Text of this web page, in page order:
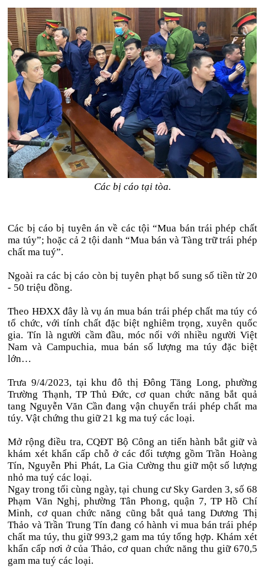
Các bị cáo tại tòa.
Các bị cáo bị tuyên án về các tội “Mua bán trái phép chất
ma túy”; hoặc cả 2 tội danh “Mua bán và Tàng trữ trái phép
chất ma tuý”.
Ngoài ra các bị cáo còn bị tuyên phạt bổ sung số tiền từ 20
- 50 triệu đồng.
Theo HĐXX đây là vụ án mua bán trái phép chất ma túy có
tổ chức, với tính chất đặc biệt nghiêm trọng, xuyên quốc
gia. Tín là người cầm đầu, móc nối với nhiều người Việt
Nam và Campuchia, mua bán số lượng ma túy đặc biệt
lớn…
Trưa 9/4/2023, tại khu đô thị Đông Tăng Long, phường
Trường Thạnh, TP Thủ Đức, cơ quan chức năng bắt quả
tang Nguyễn Văn Cần đang vận chuyển trái phép chất ma
túy. Vật chứng thu giữ 21 kg ma tuý các loại.
Mở rộng điều tra, CQĐT Bộ Công an tiến hành bắt giữ và
khám xét khẩn cấp chỗ ở các đối tượng gồm Trần Hoàng
Tín, Nguyễn Phi Phát, La Gia Cường thu giữ một số lượng
nhỏ ma tuý các loại.
Ngay trong tối cùng ngày, tại chung cư Sky Garden 3, số 68
Phạm Văn Nghị, phường Tân Phong, quận 7, TP Hồ Chí
Minh, cơ quan chức năng cũng bắt quả tang Dương Thị
Thảo và Trần Trung Tín đang có hành vi mua bán trái phép
chất ma túy, thu giữ 993,2 gam ma túy tổng hợp. Khám xét
khẩn cấp nơi ở của Thảo, cơ quan chức năng thu giữ 670,5
gam ma tuý các loại.